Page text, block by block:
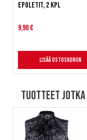
Epoletit, 2 kpl
9,90 €
Lisää ostoskoriin
Tuotteet jotka